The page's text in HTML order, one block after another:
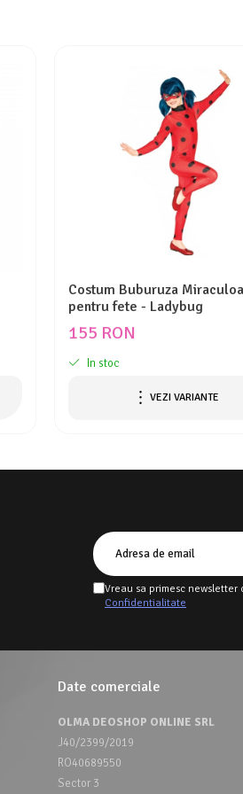
Costum Buburuza
pentru fete - Ladybug
155 RON
In stoc
VEZI VARIANTE
Vreau sa primesc
Confidentialitate
Date comerciale
OLMA DEOSHOP ONLINE SRL
J40/2399/2019
RO40689550
Sector 3